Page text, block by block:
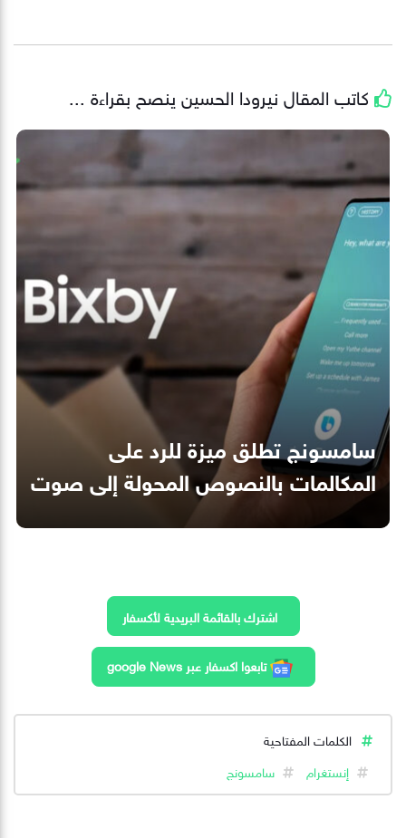
كاتب المقال نيرودا الحسين ينصح بقراءة ...
سامسونج تطلق ميزة للرد على
المكالمات بالنصوص المحولة إلى صوت
اشترك بالقائمة البريدية لأكسفار
تابعوا اكسفار عبر google News
الكلمات المفتاحية
إنستغرام
سامسونج